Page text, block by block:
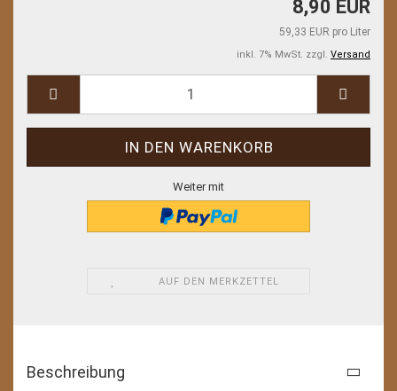
8,90 EUR
59,33 EUR pro Liter
inkl. 7% MwSt. zzgl. Versand
Weiter mit
AUF DEN MERKZETTEL
Beschreibung